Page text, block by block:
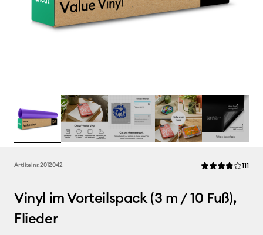
Artikelnr.2012042 Die 111
Vinyl im Vorteilspack (3 m / 10 Fuß),
Flieder